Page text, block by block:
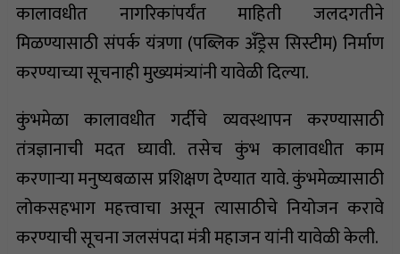
कालावधीत नागरिकांपर्यंत माहिती जलदगतीने
मिळण्यासाठी संपर्क यंत्रणा (पब्लिक अँड्रेस सिस्टीम) निर्माण
करण्याच्या सूचनाही मुख्यमंत्र्यांनी यावेळी दिल्या.
कुंभमेळा कालावधीत गर्दीचे व्यवस्थापन करण्यासाठी
तंत्रज्ञानाची मदत घ्यावी. तसेच कुंभ कालावधीत काम
करणाऱ्या मनुष्यबळास प्रशिक्षण देण्यात यावे. कुंभमेळ्यासाठी
लोकसहभाग महत्त्वाचा असून त्यासाठीचे नियोजन करावे
करण्याची सूचना जलसंपदा मंत्री महाजन यांनी यावेळी केली.